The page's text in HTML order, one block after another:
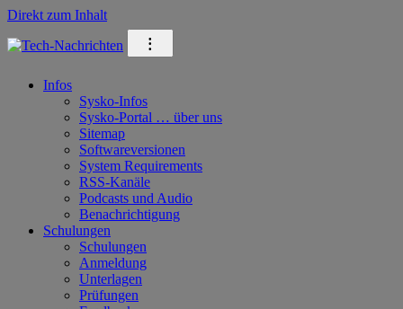
Direkt zum Inhalt
⁝
Infos
Sysko-Infos
Sysko-Portal … über uns
Sitemap
Softwareversionen
System Requirements
RSS-Kanäle
Podcasts und Audio
Benachrichtigung
Schulungen
Schulungen
Anmeldung
Unterlagen
Prüfungen